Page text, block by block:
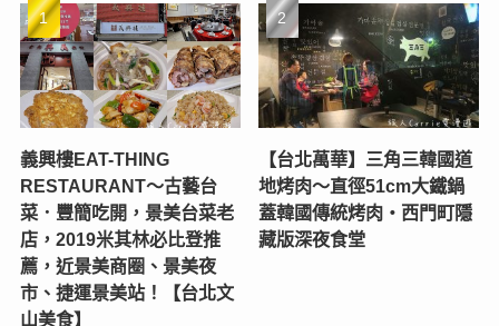
義興樓EAT-THING
RESTAURANT〜古藝台
菜．豐簡吃開，景美台菜老
店，2019米其林必比登推
薦，近景美商圈、景美夜
市、捷運景美站！【台北文
山美食】
【台北萬華】三角三韓國道
地烤肉～直徑51cm大鐵鍋
蓋韓國傳統烤肉‧西門町隱
藏版深夜食堂